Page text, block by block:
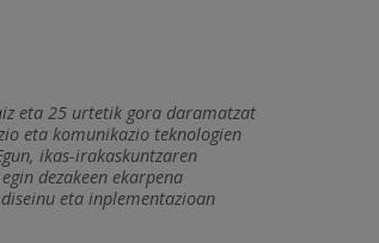
eta 25 urtetik gora daramatzat
eta komunikazio teknologien
ikas-irakaskuntzaren
dezakeen ekarpena
eta inplementazioan